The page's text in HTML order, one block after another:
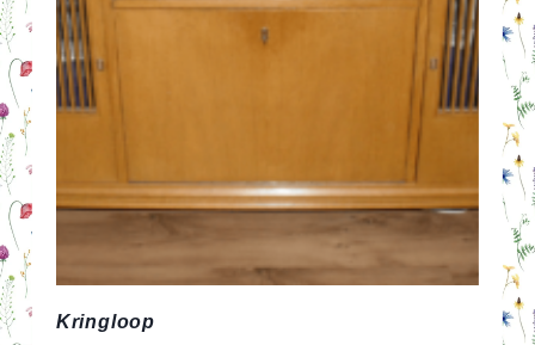
2026!
Kringloop